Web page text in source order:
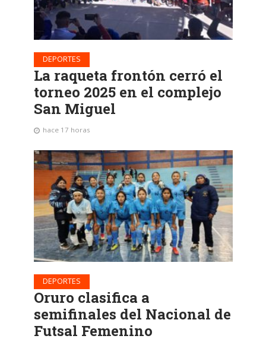
DEPORTES
La raqueta frontón cerró el
torneo 2025 en el complejo
San Miguel
hace 17 horas
DEPORTES
Oruro clasifica a
semifinales del Nacional de
Futsal Femenino